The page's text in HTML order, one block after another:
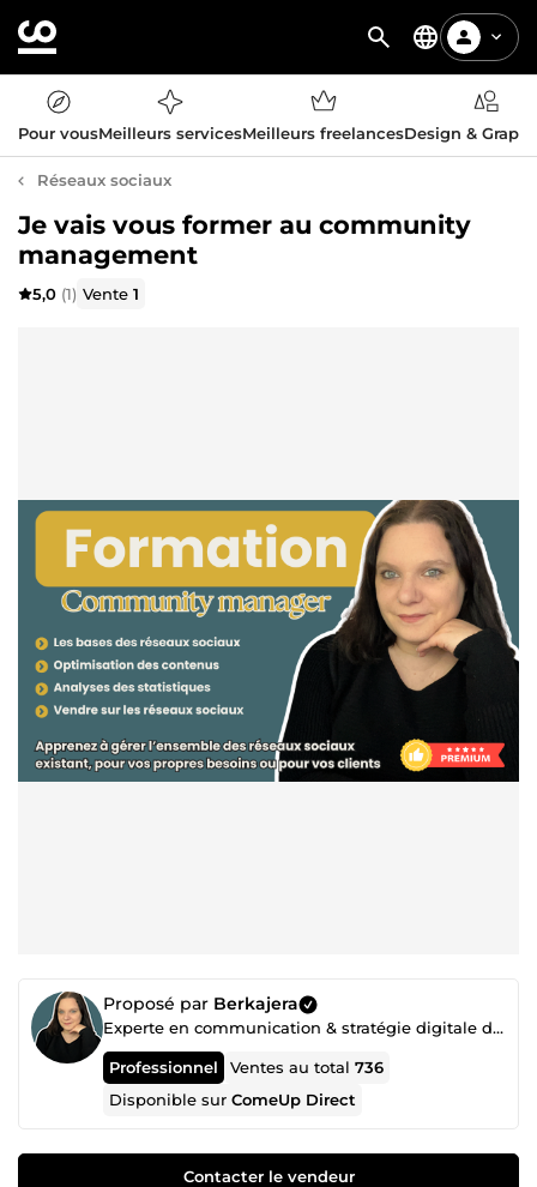
Pour vousMeilleurs servicesMeilleurs freelancesDesign &
Réseaux sociaux
Je vais vous former au community
management
5,0 (1) Vente1
Proposé par Berkajera
Experte en communication & stratégie digitale depuis 2009
Professionnel Ventes au total736
Disponible surComeUp Direct
Contacter le vendeur